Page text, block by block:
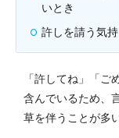
いとき
許しを請う気
「許してね」「
含んでいるため、
草を伴うことが多